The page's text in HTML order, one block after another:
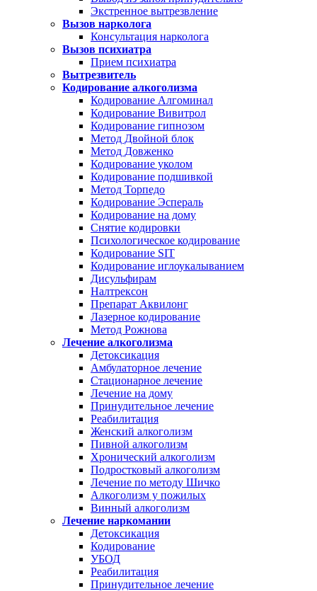
Экстренное вытрезвление
Вызов нарколога
Консультация нарколога
Вызов психиатра
Прием психиатра
Вытрезвитель
Кодирование алкоголизма
Кодирование Алгоминал
Кодирование Вивитрол
Кодирование гипнозом
Метод Двойной блок
Метод Довженко
Кодирование уколом
Кодирование подшивкой
Метод Торпедо
Кодирование Эспераль
Кодирование на дому
Снятие кодировки
Психологическое кодирование
Кодирование SIT
Кодирование иглоукалыванием
Дисульфирам
Налтрексон
Препарат Аквилонг
Лазерное кодирование
Метод Рожнова
Лечение алкоголизма
Детоксикация
Амбулаторное лечение
Стационарное лечение
Лечение на дому
Принудительное лечение
Реабилитация
Женский алкоголизм
Пивной алкоголизм
Хронический алкоголизм
Подростковый алкоголизм
Лечение по методу Шичко
Алкоголизм у пожилых
Винный алкоголизм
Лечение наркомании
Детоксикация
Кодирование
УБОД
Реабилитация
Принудительное лечение